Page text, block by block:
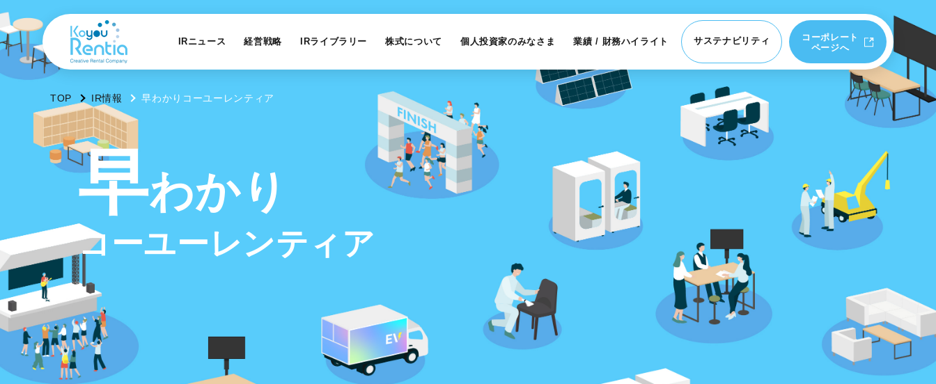
IRニュース 経営戦略 IRライブラリー 株式について 個人投資家のみなさま 業績 / 財務ハイライト サステナビリティ
コーポレート
ページへ
TOP IR情報 早わかりコーユーレンティア
早わか り
コ ーユーレンティ ア